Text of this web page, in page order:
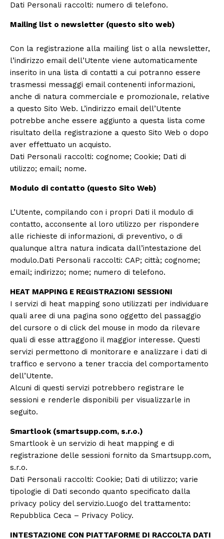
Dati Personali raccolti: numero di telefono.
Mailing list o newsletter (questo sito web)
Con la registrazione alla mailing list o alla newsletter,
l’indirizzo email dell’Utente viene automaticamente
inserito in una lista di contatti a cui potranno essere
trasmessi messaggi email contenenti informazioni,
anche di natura commerciale e promozionale, relative
a questo Sito Web. L’indirizzo email dell’Utente
potrebbe anche essere aggiunto a questa lista come
risultato della registrazione a questo Sito Web o dopo
aver effettuato un acquisto.
Dati Personali raccolti: cognome; Cookie; Dati di
utilizzo; email; nome.
Modulo di contatto (questo Sito Web)
L’Utente, compilando con i propri Dati il modulo di
contatto, acconsente al loro utilizzo per rispondere
alle richieste di informazioni, di preventivo, o di
qualunque altra natura indicata dall’intestazione del
modulo.Dati Personali raccolti: CAP; città; cognome;
email; indirizzo; nome; numero di telefono.
HEAT MAPPING E REGISTRAZIONI SESSIONI
I servizi di heat mapping sono utilizzati per individuare
quali aree di una pagina sono oggetto del passaggio
del cursore o di click del mouse in modo da rilevare
quali di esse attraggono il maggior interesse. Questi
servizi permettono di monitorare e analizzare i dati di
traffico e servono a tener traccia del comportamento
dell’Utente.
Alcuni di questi servizi potrebbero registrare le
sessioni e renderle disponibili per visualizzarle in
seguito.
Smartlook (smartsupp.com, s.r.o.)
Smartlook è un servizio di heat mapping e di
registrazione delle sessioni fornito da Smartsupp.com,
s.r.o.
Dati Personali raccolti: Cookie; Dati di utilizzo; varie
tipologie di Dati secondo quanto specificato dalla
privacy policy del servizio.Luogo del trattamento:
Repubblica Ceca – Privacy Policy.
INTESTAZIONE CON PIATTAFORME DI RACCOLTA DATI